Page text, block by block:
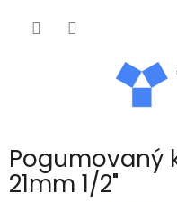
Pogumovaný
21mm 1/2"